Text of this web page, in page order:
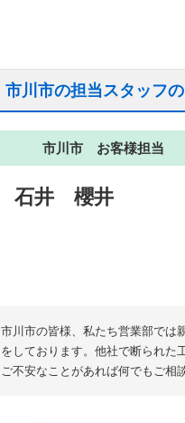
市川市の担当スタッフ
市川市 お客様担当
石井 櫻井
市川市の皆様、私たち営業部では
をしております。他社で断られた
ご不安なことがあれば何でもご相